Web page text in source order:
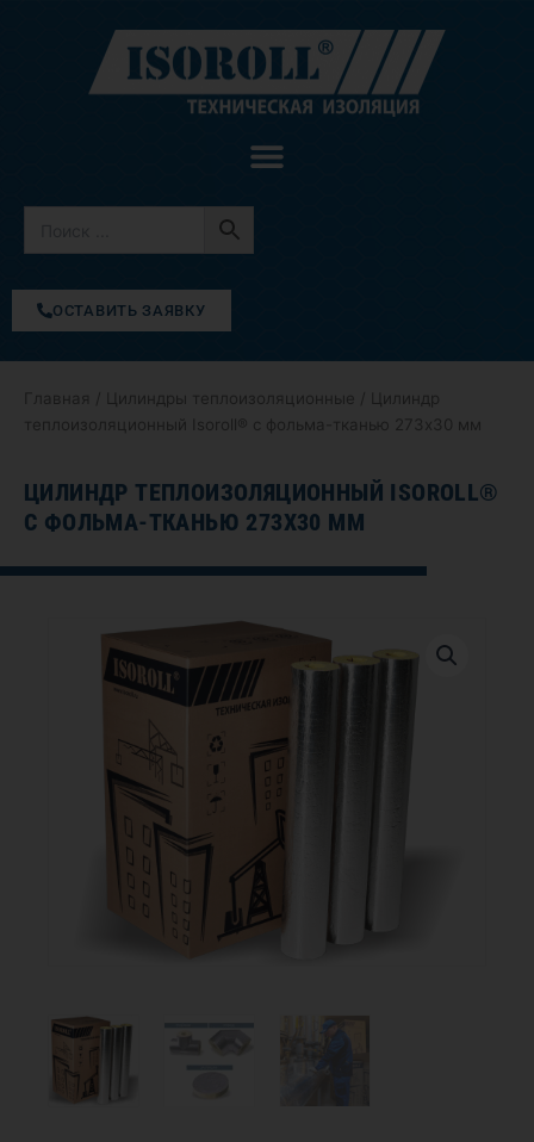
содержимому
ОСТАВИТЬ ЗАЯВКУ
Главная Цилиндры теплоизоляционные / Цилиндр
теплоизоляционный Isoroll® с фольма-тканью 273х30 мм
ЦИЛИНДР ТЕПЛОИЗОЛЯЦИОННЫЙ ISOROLL®
С ФОЛЬМА-ТКАНЬЮ 273Х30 ММ